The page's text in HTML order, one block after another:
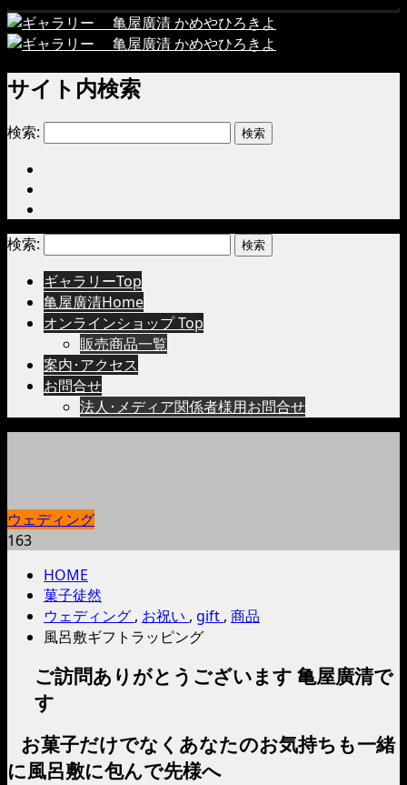
サイト内検索
検索:
検索:
ギャラリーTop
亀屋廣清Home
オンラインショップ Top
販売商品一覧
案内･アクセス
お問合せ
法人･メディア関係者様用お問合せ
ウェディング
163
HOME
菓子徒然
ウェディング , お祝い , gift , 商品
風呂敷ギフトラッピング
ご訪問ありがとうございます 亀屋廣清で
す
お菓子だけでなくあなたのお気持ちも一緒
に風呂敷に包んで先様へ